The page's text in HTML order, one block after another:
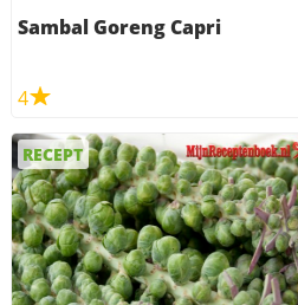
Sambal Goreng Capri
4
RECEPT